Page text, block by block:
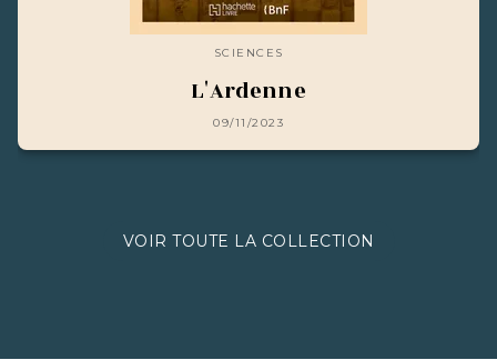
SCIENCES
L'Ardenne
09/11/2023
VOIR TOUTE LA COLLECTION